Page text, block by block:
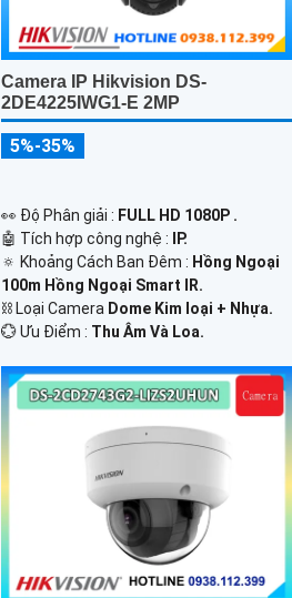
Camera IP Hikvision DS-
2DE4225IWG1-E 2MP
5%-35%
️👀 Độ Phân giải : FULL HD 1080P .
🤖️ Tích hợp công nghệ :
IP.
🔅 Khoảng Cách Ban Đêm : Hồng Ngoại
100m Hồng Ngoại Smart IR.
⛓ Loại Camera Dome Kim loại + Nhựa.
️💮 Ưu Điểm : Thu Âm Và Loa.